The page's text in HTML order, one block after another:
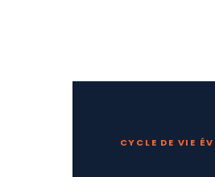
CYCLE DE VIE